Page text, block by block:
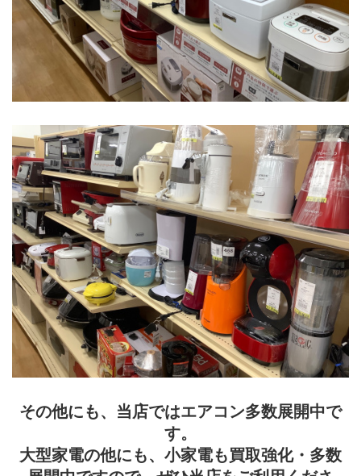
その他にも、当店ではエアコン多数展開中で
す。
大型家電の他にも、小家電も買取強化・多数